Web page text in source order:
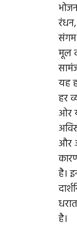
संगम
मूल
यह
हर
ओर
और
है।
है।